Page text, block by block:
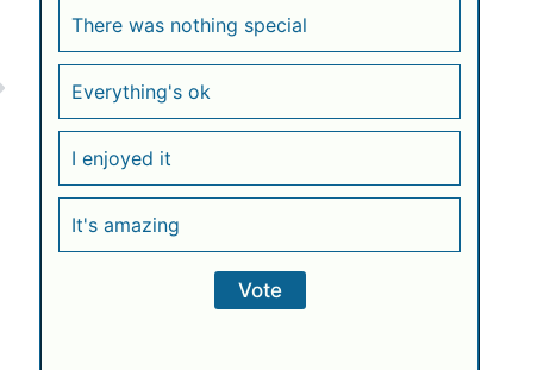
There was nothing special
Everything's ok
I enjoyed it
It's amazing